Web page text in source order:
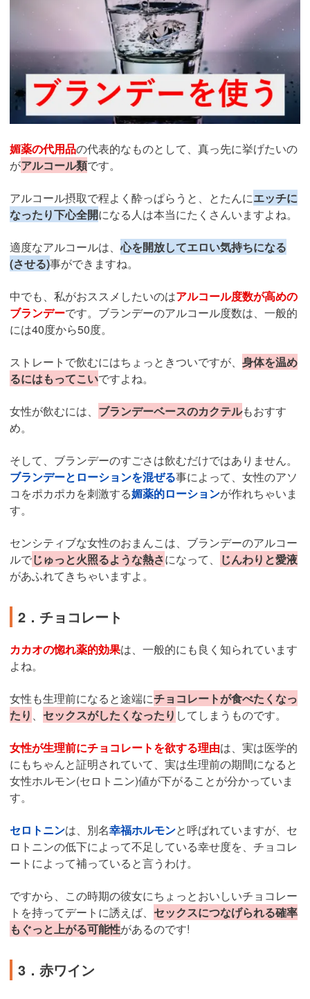
媚薬の代用品の代表的なものとして、真っ先に挙げたいの
がアルコール類です。
アルコール摂取で程よく酔っぱらうと、とたんにエッチに
なったり下心全開になる人は本当にたくさんいますよね。
適度なアルコールは、心を開放してエロい気持ちになる
(させる)事ができますね。
中でも、私がおススメしたいのはアルコール度数が高めの
ブランデーです。ブランデーのアルコール度数は、一般的
には40度から50度。
ストレートで飲むにはちょっときついですが、 身体を温め
るにはもってこいですよね。
女性が飲むには、 ブランデーベースのカクテルもおすす
め。
そして、ブランデーのすごさは飲むだけではありません。
ブランデーとローションを混ぜる事によって、女性のアソ
コをポカポカを刺激する媚薬的ローションが作れちゃいま
す。
センシティブな女性のおまんこは、ブランデーのアルコー
ルでじゅっと火照るような熱さになって、
じんわりと愛液
があふれてきちゃいますよ。
2．チョコレート
カカオの惚れ薬的効果は、一般的にも良く知られています
よね。
女性も生理前になると途端にチョコレートが食べたくなっ
たり
セックスがしたくなったり してしまうものです。
女性が生理前にチョコレートを欲する理由は、実は医学的
にもちゃんと証明されていて、実は生理前の期間になると
女性ホルモン(セロトニン)値が下がることが分かっていま
す。
セロトニンは、別名幸福ホルモンと呼ばれていますが、セ
ロトニンの低下によって不足している幸せ度を、チョコレ
ートによって補っていると言うわけ。
ですから、この時期の彼女にちょっとおいしいチョコレー
トを持ってデートに誘えば、 セックスにつなげられる確率
もぐっと上がる可能性があるのです!
3．赤ワイン